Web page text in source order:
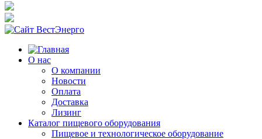
О нас
О компании
Новости
Оплата
Доставка
Лизинг
Каталог пищевого оборудования
Пищевое и технологическое оборудование